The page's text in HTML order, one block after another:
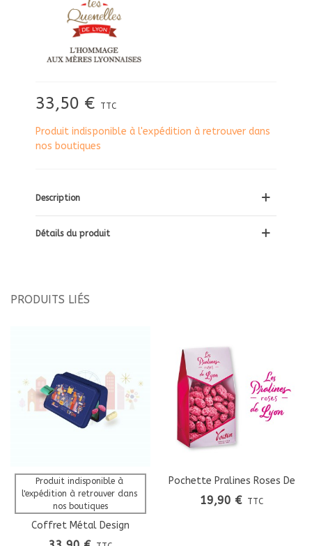
33,50 € TTC
Produit indisponible à l'expédition à retrouver dans
nos boutiques
Description
Détails du produit
PRODUITS LIÉS
Produit indisponible à
l'expédition à retrouver dans
nos boutiques
Coffret Métal Design
Pochette Pralines Roses De
LYON
19,90 € TTC